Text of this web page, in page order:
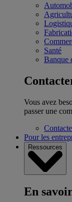
Santé
Banque
Vous avez
passer une
Pour les
Ressources
En